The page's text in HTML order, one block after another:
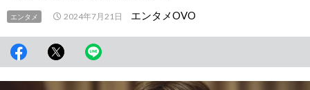
エンタメ 2024年7月21日 エンタメOVO